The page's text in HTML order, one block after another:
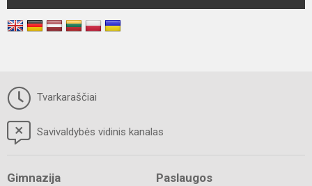
Tvarkaraščiai
Savivaldybės vidinis kanalas
Gimnazija Paslaugos